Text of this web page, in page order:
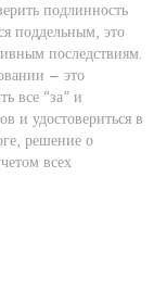
подлинность
поддельным, это
последствиям.
– это
все “за” и
и удостовериться в
решение о
всех